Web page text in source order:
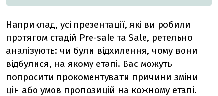
Наприклад, усі презентації, які ви робили
протягом стадій Pre-sale та Sale, ретельно
аналізують: чи були відхилення, чому вони
відбулися, на якому етапі. Вас можуть
попросити прокоментувати причини зміни
цін або умов пропозицій на кожному етапі.